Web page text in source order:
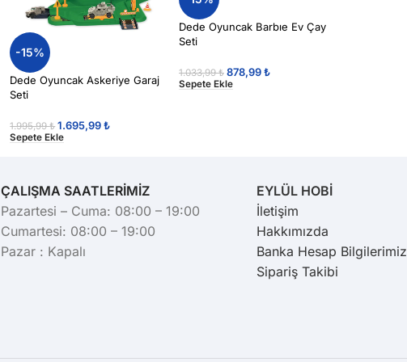
-15%
Dede Oyuncak Askeriye Garaj
Seti
1.995,99₺ 1.695,99₺
Sepete Ekle
Dede Oyuncak Barbıe Ev Çay
Seti
1.033,99₺ 878,99₺
Sepete Ekle
ÇALIŞMA SAATLERİMİZ
Pazartesi – Cuma: 08:00 – 19:00
Cumartesi: 08:00 – 19:00
Pazar : Kapalı
EYLÜL HOBİ
İletişim
Hakkımızda
Banka Hesap Bilgilerimiz
Sipariş Takibi